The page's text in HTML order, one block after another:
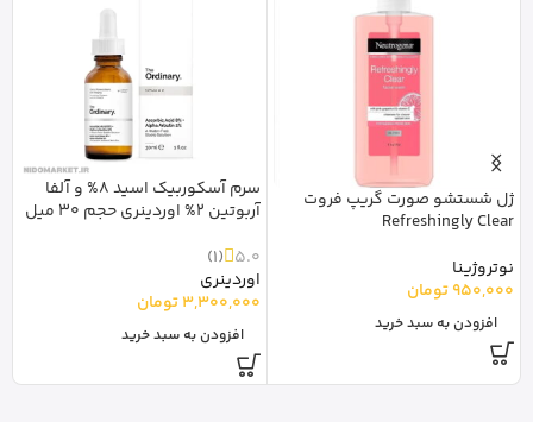
ژل شستشو صورت گریپ فروت
Refreshingly Clear
نوتروژینا
950,000تومان
افزودن به سبد خرید
سرم آسکوربیک اسید 8% و آلفا
آربوتین 2% اوردینری حجم 30 میل
5.0
(1)
اوردینری
3,300,000تومان
افزودن به سبد خرید